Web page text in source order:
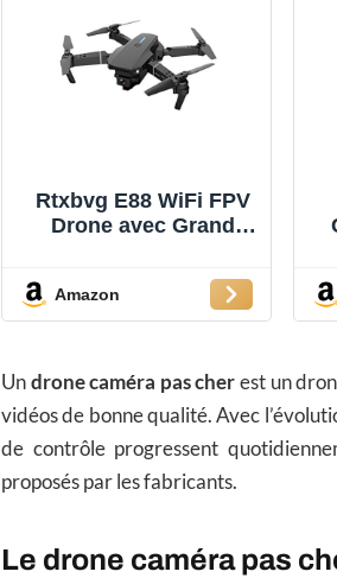
Rtxbvg E88 WiFi FPV
Drone avec Grand
CaméRa Pliable
Altitude Maintenue
TéLéCommande
Professionnels
Amazon
Un drone caméra pas cher est un
vidéos de bonne qualité. Avec
de contrôle progressent
proposés par les fabricants.
Le drone caméra pas